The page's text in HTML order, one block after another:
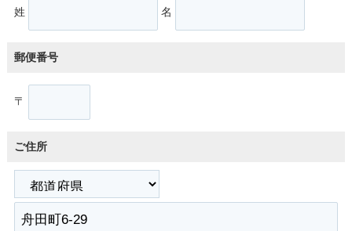
姓 名
郵便番号
〒
ご住所